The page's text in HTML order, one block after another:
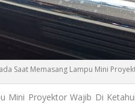
Saat Memasang Lampu Mini
Mini Proyektor Wajib Di